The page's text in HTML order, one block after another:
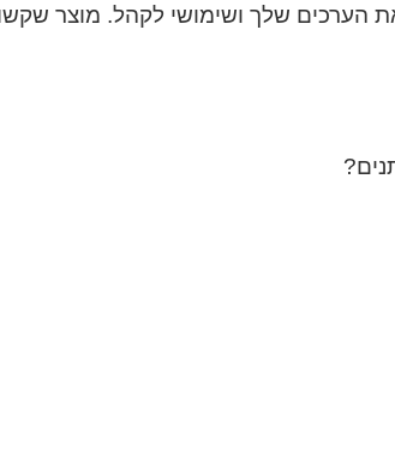
שלך ושימושי לקהל. מוצר